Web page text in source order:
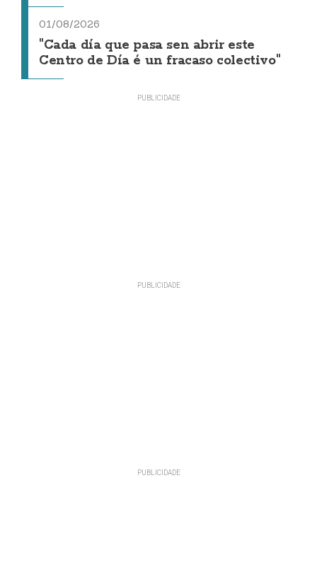
01/08/2026
"Cada día que pasa sen abrir este
Centro de Día é un fracaso colectivo"